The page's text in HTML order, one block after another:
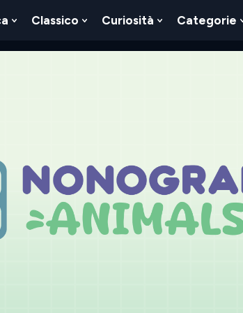
Show
For
Classico
Show
For
Curiosità
Show
For
Categorie